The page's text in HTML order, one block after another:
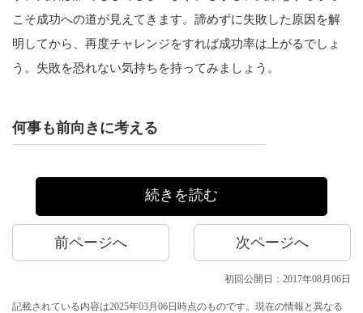
こそ成功への道が見えてきます。諦めずに失敗した原因を解
明してから、再度チャレンジをすれば成功率は上がるでしょ
う。失敗を恐れない気持ちを持ってみましょう。
何事も前向きに考える
続きを読む
前ページへ 次ページへ
初回公開日：2017年08月06日
記載されている内容は2025年03月06日時点のものです。現在の情報と異なる